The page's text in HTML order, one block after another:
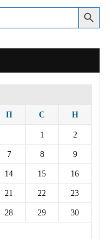
Search Button
П С Н
1 2
7 8 9
14 15 16
21 22 23
28 29 30